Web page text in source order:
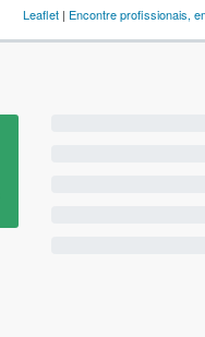
Leaflet | Encontre profissionais,